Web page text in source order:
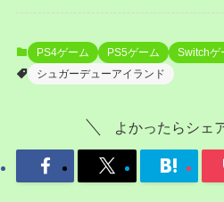
PS4ゲーム PS5ゲーム
Switchゲ
シュガーデューアイランド
よかったらシェ